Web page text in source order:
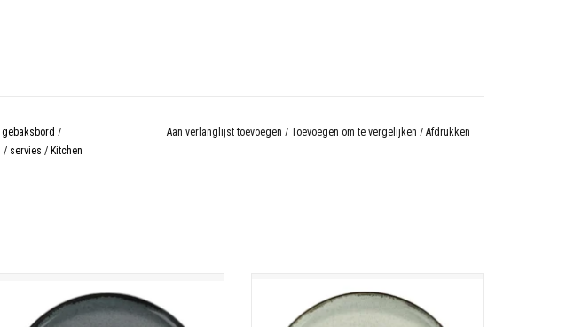
gebaksbord /
/ servies / Kitchen
Aan verlanglijst toevoegen / Toevoegen om te vergelijken / Afdrukken
Porselein
Vaatwasmachine - magnetron - oven bestendig
Porselein
Vaatwasmachine - magnetron - oven bestendig